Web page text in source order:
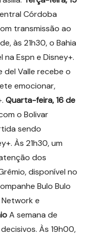
Córdoba
transmissão ao
às 21h30, o Bahia
na Espn e Disney+.
del Valle recebe o
emocionar,
Quarta-feira, 16 de
o Bolivar
sendo
Às 21h30, um
dos
disponível no
Bulo Bulo
e
A semana de
Às 19h00,